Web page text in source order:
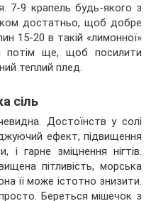
7-9 крапель будь-якого з
достатньо, щоб добре
15-20 в такій «лимонної»
потім ще, щоб посилити
теплий плед.
сіль
Достоїнств у солі
ефект, підвищення
і гарне зміцнення нігтів.
пітливість, морська
її може істотно знизити.
Береться мішечок з